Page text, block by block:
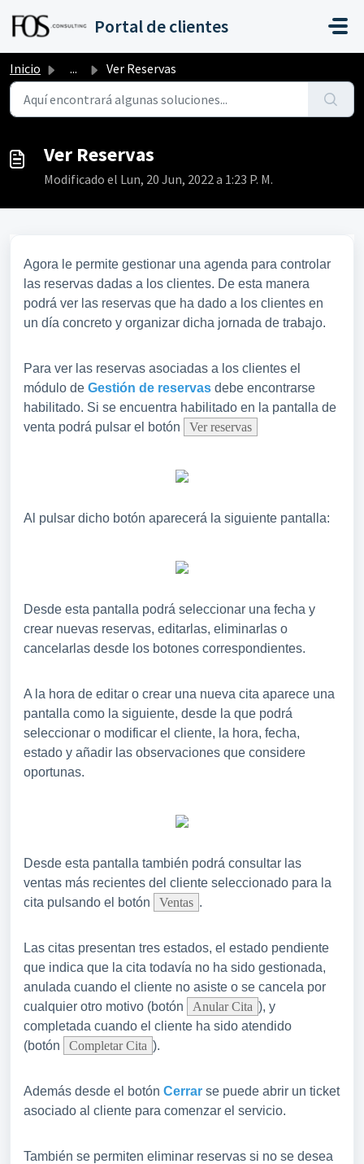
Portal de clientes
Inicio ... Ver Reservas
Ver Reservas
Modificado el Lun, 20 Jun, 2022 a 1:23 P. M.
Agora le permite gestionar una agenda para controlar
las reservas dadas a los clientes. De esta manera
podrá ver las reservas que ha dado a los clientes en
un día concreto y organizar dicha jornada de trabajo.
Para ver las reservas asociadas a los clientes el
módulo de Gestión de reservas debe encontrarse
habilitado. Si se encuentra habilitado en la pantalla de
venta podrá pulsar el botón
Ver reservas
Al pulsar dicho botón aparecerá la siguiente pantalla:
Desde esta pantalla podrá seleccionar una fecha y
crear nuevas reservas, editarlas, eliminarlas o
cancelarlas desde los botones correspondientes.
A la hora de editar o crear una nueva cita aparece una
pantalla como la siguiente, desde la que podrá
seleccionar o modificar el cliente, la hora, fecha,
estado y añadir las observaciones que considere
oportunas.
Desde esta pantalla también podrá consultar las
ventas más recientes del cliente seleccionado para la
cita pulsando el botón
Ventas .
Las citas presentan tres estados, el estado pendiente
que indica que la cita todavía no ha sido gestionada,
anulada cuando el cliente no asiste o se cancela por
cualquier otro motivo (botón
Anular Cita ), y
completada cuando el cliente ha sido atendido
(botón
Completar Cita ).
Además desde el botón Cerrar se puede abrir un ticket
asociado al cliente para comenzar el servicio.
También se permiten eliminar reservas si no se desea